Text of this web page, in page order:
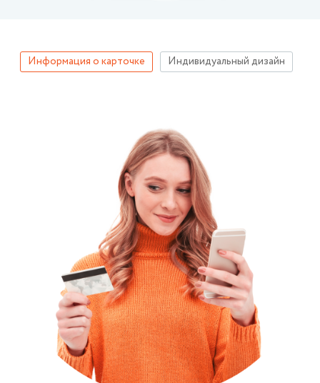
Информация о карточке Индивидуальный дизайн